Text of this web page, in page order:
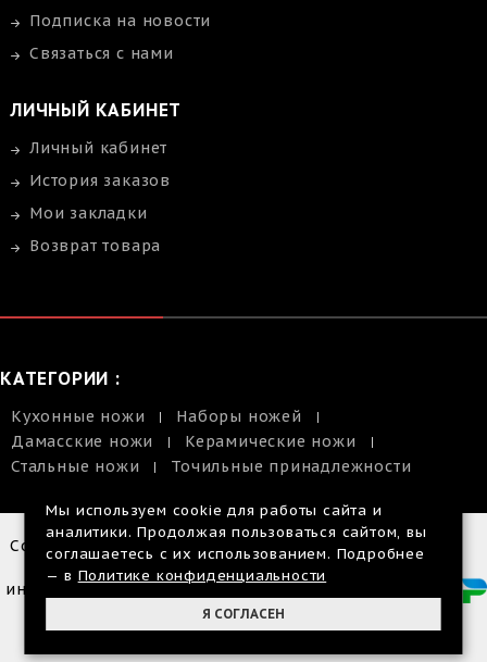
Подписка на новости
Связаться с нами
ЛИЧНЫЙ КАБИНЕТ
Личный кабинет
История заказов
Мои закладки
Возврат товара
КАТЕГОРИИ :
Кухонные ножи
Наборы ножей
Дамасские ножи
Керамические ножи
Стальные ножи
Точильные принадлежности
Copyright © 2014-2026 |
Размещенная
информация на сайте, не
офертой
Мы используем cookie для работы сайта и
аналитики. Продолжая пользоваться сайтом, вы
соглашаетесь с их использованием. Подробнее
— в Политике конфиденциальности
Я СОГЛАСЕН